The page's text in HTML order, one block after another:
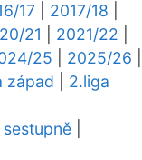
17 2017/18
21 2021/22
25 2025/26
západ
2.liga
sestupně